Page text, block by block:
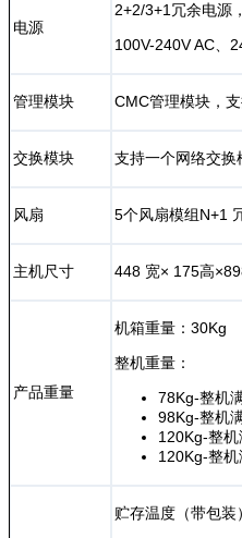
电源
2+2/3+1冗余电源
100V-240V AC、
管理模块 CMC管理模块，
交换模块 支持一个网络交换
风扇 5个风扇模组N+1
主机尺寸 448 宽× 175高
产品重量
机箱重量：30Kg
整机重量：
78Kg-整机
98Kg-整机
120Kg-整
120Kg-整
贮存温度（带包